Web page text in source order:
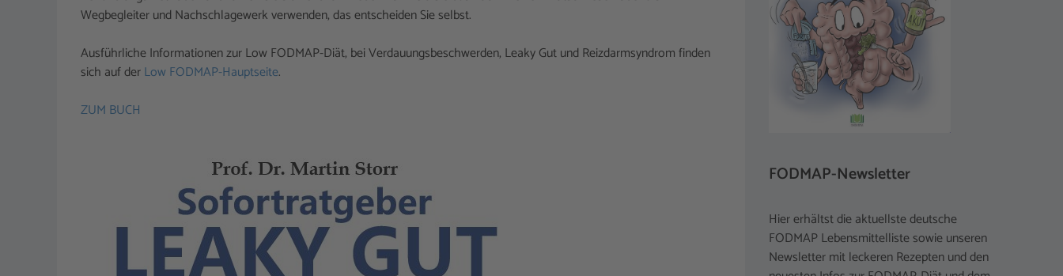
Wegbegleiter und Nachschlagewerk verwenden, das entscheiden Sie selbst.
Ausführliche Informationen zur Low FODMAP-Diät, bei Verdauungsbeschwerden, Leaky Gut und Reizdarmsyndrom finden
sich auf derLow FODMAP-Hauptseite.
ZUM BUCH
FODMAP-Newsletter
Hier erhältst die aktuellste deutsche
FODMAP Lebensmittelliste sowie unseren
Newsletter mit leckeren Rezepten und den